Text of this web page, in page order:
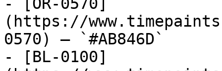
(https://
0570) — `#AB846D`
- [BL-0100]